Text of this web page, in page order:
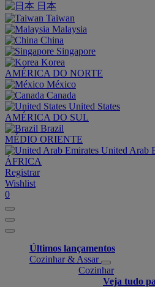
日本
Taiwan
Malaysia
China
Singapore
Korea
AMÉRICA DO NORTE
México
Canada
United States
AMÉRICA DO SUL
Brazil
MÉDIO ORIENTE
United Arab
ÁFRICA
Registrar
Wishlist
0
Últimos lançamentos
Cozinhar & Assar
Cozinhar
Veja tudo